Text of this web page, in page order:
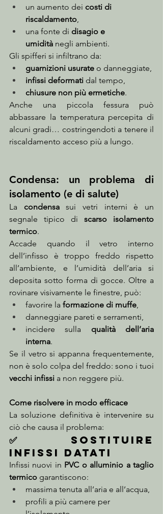
un aumento dei costi di
riscaldamento,
una fonte di disagio e
umidità negli ambienti.
Gli spifferi si infiltrano da:
guarnizioni usurate o danneggiate,
infissi deformati dal tempo,
chiusure non più ermetiche.
Anche una piccola fessura può
abbassare la temperatura percepita di
alcuni gradi… costringendoti a tenere il
riscaldamento acceso più a lungo.
Condensa: un problema di
isolamento (e di salute)
La condensa sui vetri interni è un
segnale tipico di scarso isolamento
termico.
Accade quando il vetro interno
dell’infisso è troppo freddo rispetto
all’ambiente, e l’umidità dell’aria si
deposita sotto forma di gocce. Oltre a
rovinare visivamente le finestre, può:
favorire la formazione di muffe,
danneggiare pareti e serramenti,
incidere sulla qualità dell’aria
interna.
Se il vetro si appanna frequentemente,
vecchi infissi a non reggere più.
Come risolvere in modo efficace
La soluzione definitiva è intervenire su
ciò che causa il problema:
✅ Sostituire
infissi datati
Infissi nuovi in PVC o alluminio a taglio
termico garantiscono:
massima tenuta all’aria e all’acqua,
profili a più camere per